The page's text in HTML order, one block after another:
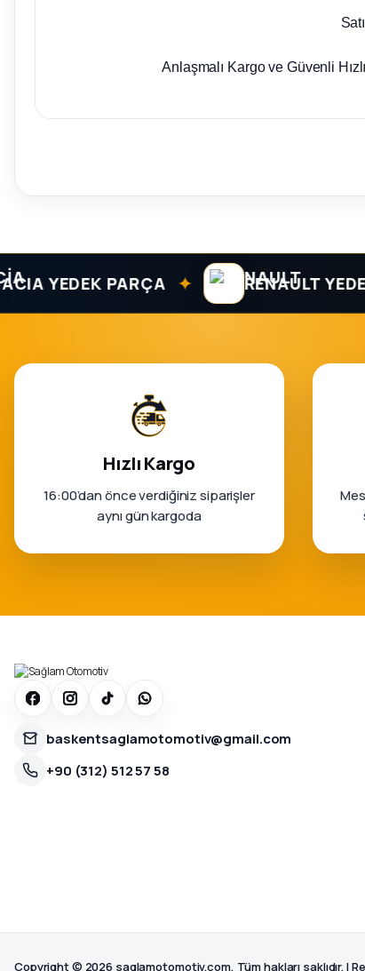
Anlaşmalı Kargo ve Güvenli
PARÇA ✦ RENAULT YEDEK
Hızlı Kargo
16:00’dan önce verdiğiniz siparişler
aynı gün kargoda
baskentsaglamotomotiv@gmail.com
+90 (312) 512 57 58
Copyright © 2026 saglamotomotiv.com, Tüm hakları saklıdır. |